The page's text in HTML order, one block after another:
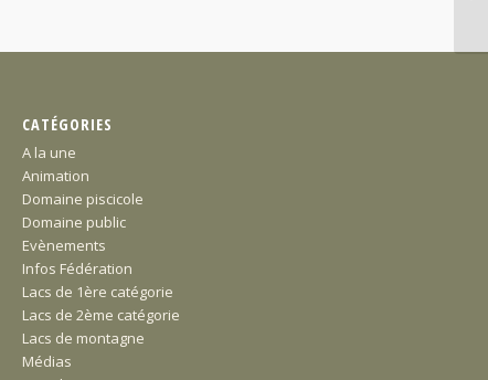
CATÉGORIES
A la une
Animation
Domaine piscicole
Domaine public
Evènements
Infos Fédération
Lacs de 1ère catégorie
Lacs de 2ème catégorie
Lacs de montagne
Médias